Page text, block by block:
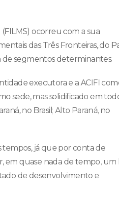
ocorreu com a sua
das Três Fronteiras, do
de segmentos determinantes.
executora e a ACIFI
sede, mas solidificado em
no Brasil; Alto Paraná, no
já que por conta de
em quase nada de tempo,
de desenvolvimento e